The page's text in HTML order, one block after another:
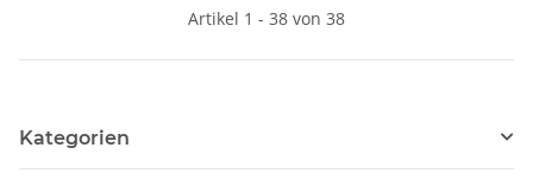
Artikel 1 - 38 von 38
Kategorien